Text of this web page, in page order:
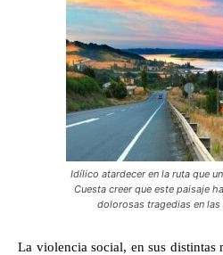
Idílico atardecer en la ruta que
Cuesta creer que este paisaje
dolorosas tragedias en las
La violencia social, en sus distintas